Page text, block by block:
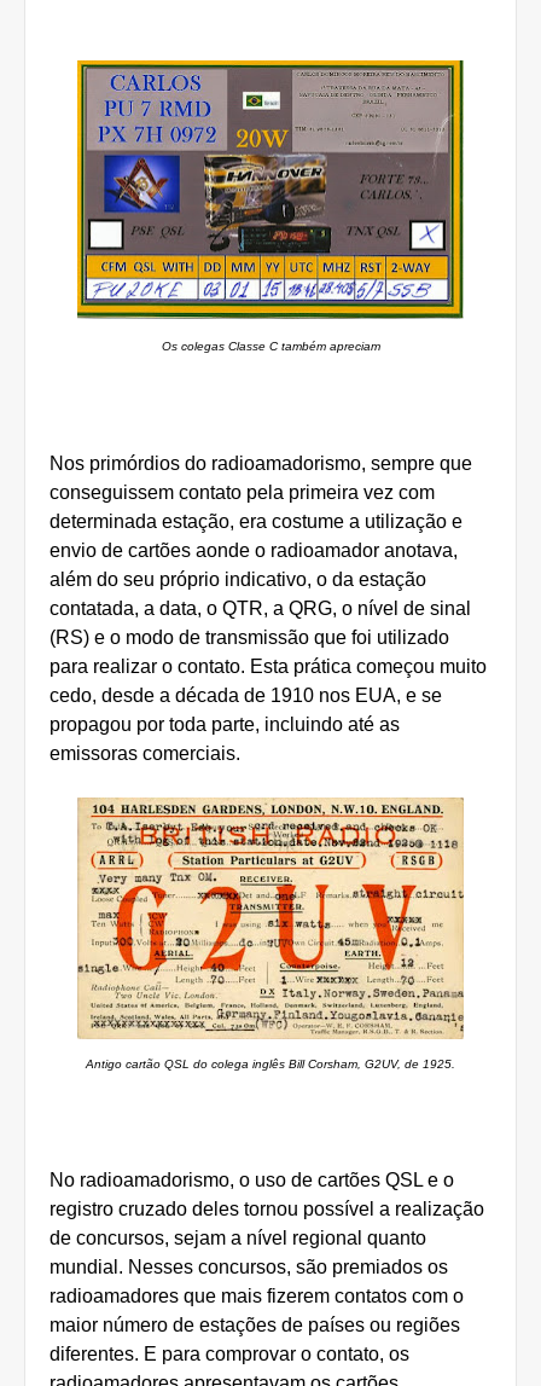
Os colegas Classe C também apreciam
Nos primórdios do radioamadorismo, sempre que
conseguissem contato pela primeira vez com
determinada estação, era costume a utilização e
envio de cartões aonde o radioamador anotava,
além do seu próprio indicativo, o da estação
contatada, a data, o QTR, a QRG, o nível de sinal
(RS) e o modo de transmissão que foi utilizado
para realizar o contato. Esta prática começou muito
cedo, desde a década de 1910 nos EUA, e se
propagou por toda parte, incluindo até as
emissoras comerciais.
Antigo cartão QSL do colega inglês Bill Corsham, G2UV, de 1925.
No radioamadorismo, o uso de cartões QSL e o
registro cruzado deles tornou possível a realização
de concursos, sejam a nível regional quanto
mundial. Nesses concursos, são premiados os
radioamadores que mais fizerem contatos com o
maior número de estações de países ou regiões
diferentes. E para comprovar o contato, os